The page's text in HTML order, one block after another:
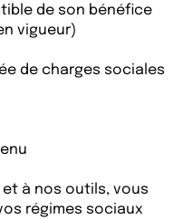
de son bénéfice
vigueur)
de charges sociales
à nos outils, vous
régimes sociaux